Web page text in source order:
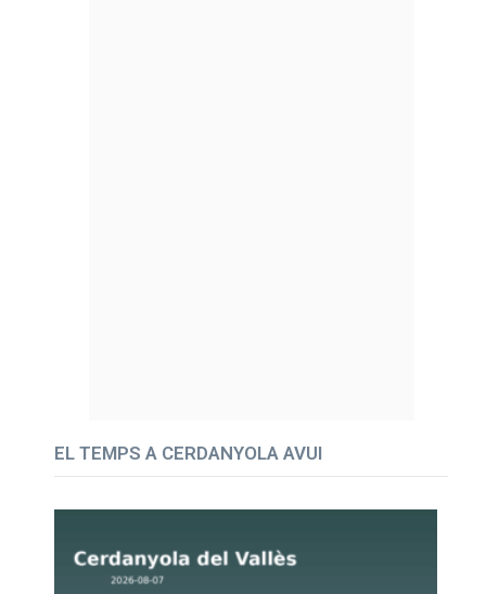
EL TEMPS A CERDANYOLA AVUI